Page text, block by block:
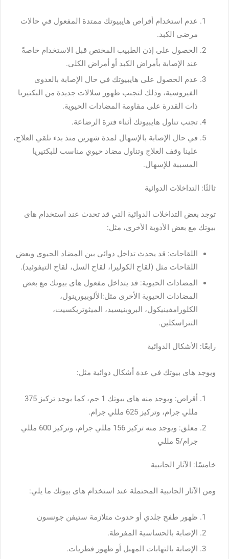
عدم استخدام أقراص هايبيوتك ممتدة المفعول في حالات
مرضى الكبد.
الحصول على إذن الطبيب المختص قبل الاستخدام خاصةً
عند الإصابة بأمراض الكبد أو أمراض الكلى.
عدم الحصول على هايبيوتك في حال الإصابة بالعدوى
الفيروسية، وذلك لتجنب ظهور سلالات جديدة من البكتيريا
ذات القدرة على مقاومة المضادات الحيوية.
تجنب تناول هايبيوتك أثناء فترة الرضاعة.
في حال الإصابة بالإسهال لمدة شهرين منذ بدء تلقي العلاج،
علينا وقف العلاج وتناول مضاد حيوي مناسب للبكتيريا
المسببة للإسهال.
ثالثًا: التداخلات الدوائية
توجد بعض التداخلات الدوائية التي قد تحدث عند استخدام هاى
بيوتك مع بعض الأدوية الأخرى، مثل:
اللقاحات: قد يحدث تداخل دوائي بين المضاد الحيوي وبعض
اللقاحات مثل (لقاح الكوليرا، لقاح السل، لقاح التيفوئيد).
المضادات الحيوية: قد يتداخل مفعول هاى بيوتك مع بعض
المضادات الحيوية الأخرى مثل:الألوبيورينول،
الكلورامفينيكول، البروبنيسيد، الميثوتريكسيت،
التتراسكلين.
رابعًا: الأشكال الدوائية
ويوجد هاى بيوتك في عدة أشكال دوائية مثل:
أقراص: ويوجد منه هاي بيوتك 1 جم، كما يوجد تركيز 375
مللي جرام، وتركيز 625 مللي جرام.
معلق: ويوجد منه تركيز 156 مللي جرام، وتركيز 600 مللي
جرام/5 مللي
خامسًا: الآثار الجانبية
ومن الآثار الجانبية المحتملة عند استخدام هاى بيوتك ما يلي:
ظهور طفح جلدي أو حدوث متلازمة ستيفن جونسون
الإصابة بالحساسية المفرطة.
الإصابة بالتهابات المهبل أو ظهور فطريات.